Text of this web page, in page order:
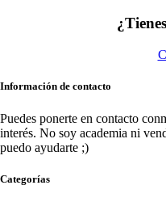
Información de contacto
Puedes ponerte en contacto
interés. No soy academia ni
puedo ayudarte ;)
Categorías